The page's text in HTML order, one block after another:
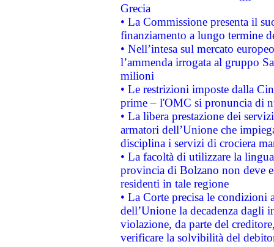
Grecia
• La Commissione presenta il
finanziamento a lungo termine
• Nell’intesa sul mercato
l’ammenda irrogata al gruppo
milioni
• Le restrizioni imposte dalla
prime – l'OMC si pronuncia di
• La libera prestazione dei
armatori dell’Unione che
disciplina i servizi di crociera
• La facoltà di utilizzare la
provincia di Bolzano non deve
residenti in tale regione
• La Corte precisa le
dell’Unione la decadenza dagli
violazione, da parte del
verificare la solvibilità del